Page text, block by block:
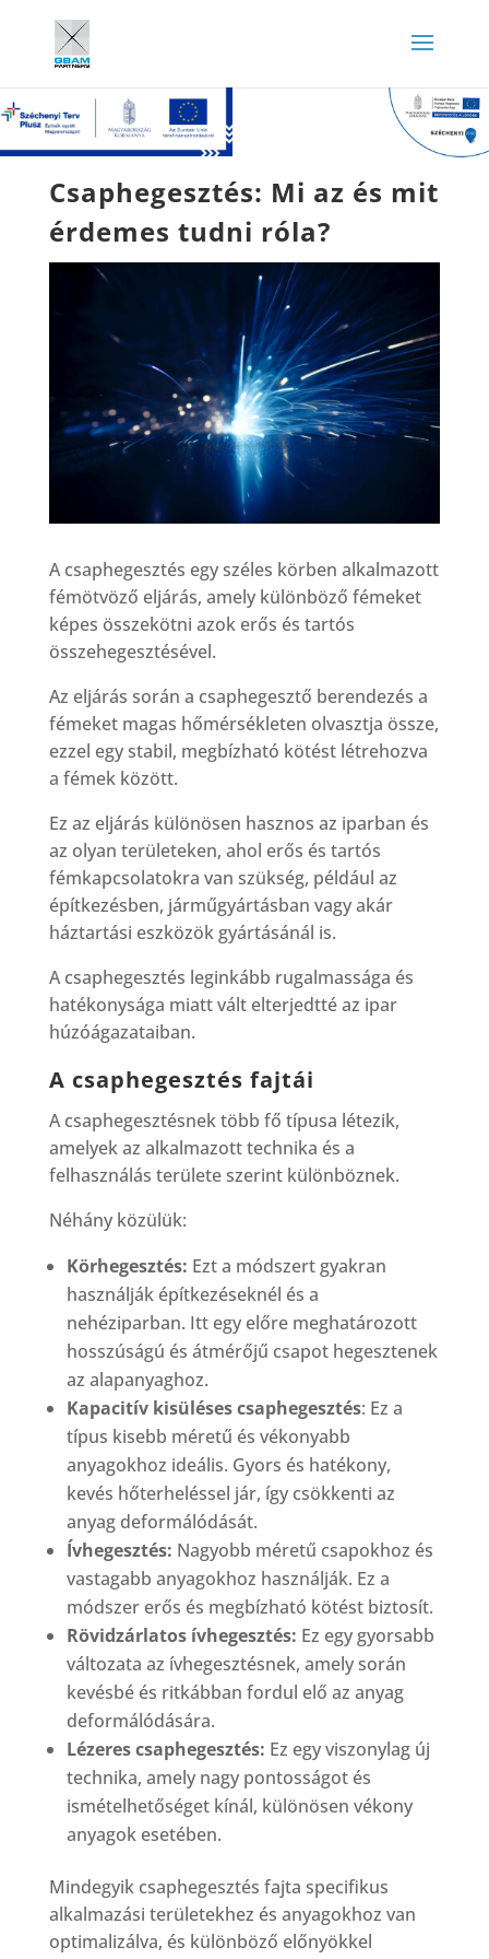
Csaphegesztés: Mi az és mit
érdemes tudni róla?
A csaphegesztés egy széles körben alkalmazott
fémötvöző eljárás, amely különböző fémeket
képes összekötni azok erős és tartós
összehegesztésével.
Az eljárás során a csaphegesztő berendezés a
fémeket magas hőmérsékleten olvasztja össze,
ezzel egy stabil, megbízható kötést létrehozva
a fémek között.
Ez az eljárás különösen hasznos az iparban és
az olyan területeken, ahol erős és tartós
fémkapcsolatokra van szükség, például az
építkezésben, járműgyártásban vagy akár
háztartási eszközök gyártásánál is.
A csaphegesztés leginkább rugalmassága és
hatékonysága miatt vált elterjedtté az ipar
húzóágazataiban.
A csaphegesztés fajtái
A csaphegesztésnek több fő típusa létezik,
amelyek az alkalmazott technika és a
felhasználás területe szerint különböznek.
Néhány közülük:
Körhegesztés: Ezt a módszert gyakran
használják építkezéseknél és a
nehéziparban. Itt egy előre meghatározott
hosszúságú és átmérőjű csapot hegesztenek
az alapanyaghoz.
Kapacitív kisüléses csaphegesztés: Ez a
típus kisebb méretű és vékonyabb
anyagokhoz ideális. Gyors és hatékony,
kevés hőterheléssel jár, így csökkenti az
anyag deformálódását.
Ívhegesztés: Nagyobb méretű csapokhoz és
vastagabb anyagokhoz használják. Ez a
módszer erős és megbízható kötést biztosít.
Rövidzárlatos ívhegesztés: Ez egy gyorsabb
változata az ívhegesztésnek, amely során
kevésbé és ritkábban fordul elő az anyag
deformálódására.
Lézeres csaphegesztés: Ez egy viszonylag új
technika, amely nagy pontosságot és
ismételhetőséget kínál, különösen vékony
anyagok esetében.
Mindegyik csaphegesztés fajta specifikus
alkalmazási területekhez és anyagokhoz van
optimalizálva, és különböző előnyökkel